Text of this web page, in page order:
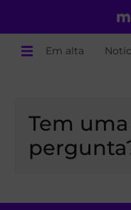
Em alta
Tem uma